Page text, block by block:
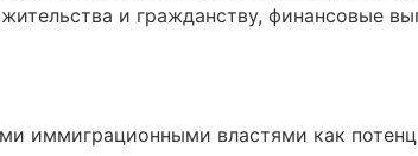
и гражданству, финансовые
иммиграционными властями как